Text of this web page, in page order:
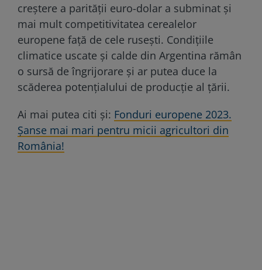
creștere a parității euro-dolar a subminat și
mai mult competitivitatea cerealelor
europene față de cele rusești. Condițiile
climatice uscate și calde din Argentina rămân
o sursă de îngrijorare și ar putea duce la
scăderea potențialului de producție al țării.
Ai mai putea citi și: Fonduri europene 2023.
Șanse mai mari pentru micii agricultori din
România!